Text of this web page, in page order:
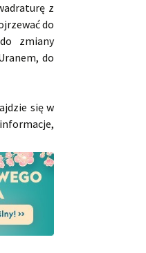
z
do
zmiany
do
się w